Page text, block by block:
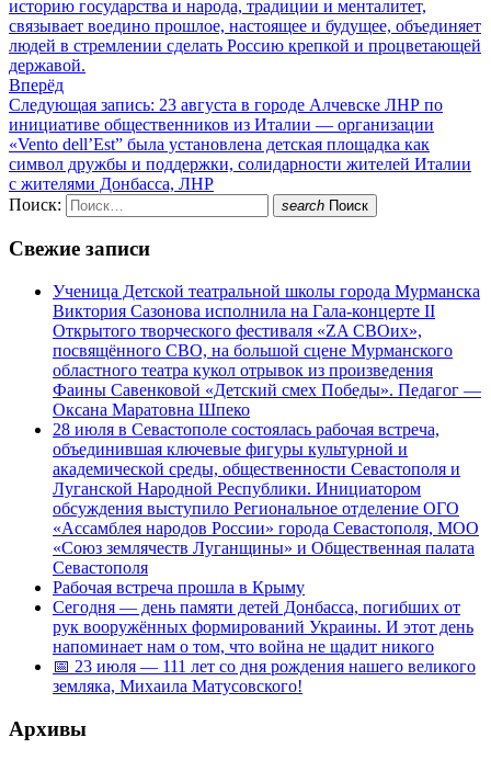
историю государства и народа, традиции и менталитет,
связывает воедино прошлое, настоящее и будущее, объединяет
людей в стремлении сделать Россию крепкой и процветающей
державой.
Вперёд
Следующая запись: 23 августа в городе Алчевске ЛНР по
инициативе общественников из Италии — организации
«Vento dell’Est” была установлена детская площадка как
символ дружбы и поддержки, солидарности жителей Италии
с жителями Донбасса, ЛНР
Поиск:
search Поиск
Свежие записи
Ученица Детской театральной школы города Мурманска
Виктория Сазонова исполнила на Гала-концерте II
Открытого творческого фестиваля «ZA СВОих»,
посвящённого СВО, на большой сцене Мурманского
областного театра кукол отрывок из произведения
Фаины Савенковой «Детский смех Победы». Педагог —
Оксана Маратовна Шпеко
28 июля в Севастополе состоялась рабочая встреча,
объединившая ключевые фигуры культурной и
академической среды, общественности Севастополя и
Луганской Народной Республики. Инициатором
обсуждения выступило Региональное отделение ОГО
«Ассамблея народов России» города Севастополя, МОО
«Союз землячеств Луганщины» и Общественная палата
Севастополя
Рабочая встреча прошла в Крыму
Сегодня — день памяти детей Донбасса, погибших от
рук вооружённых формирований Украины. И этот день
напоминает нам о том, что война не щадит никого
📅 23 июля — 111 лет со дня рождения нашего великого
земляка, Михаила Матусовского!
Архивы